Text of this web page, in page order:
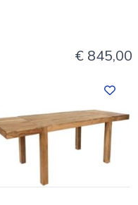
€ 845,00